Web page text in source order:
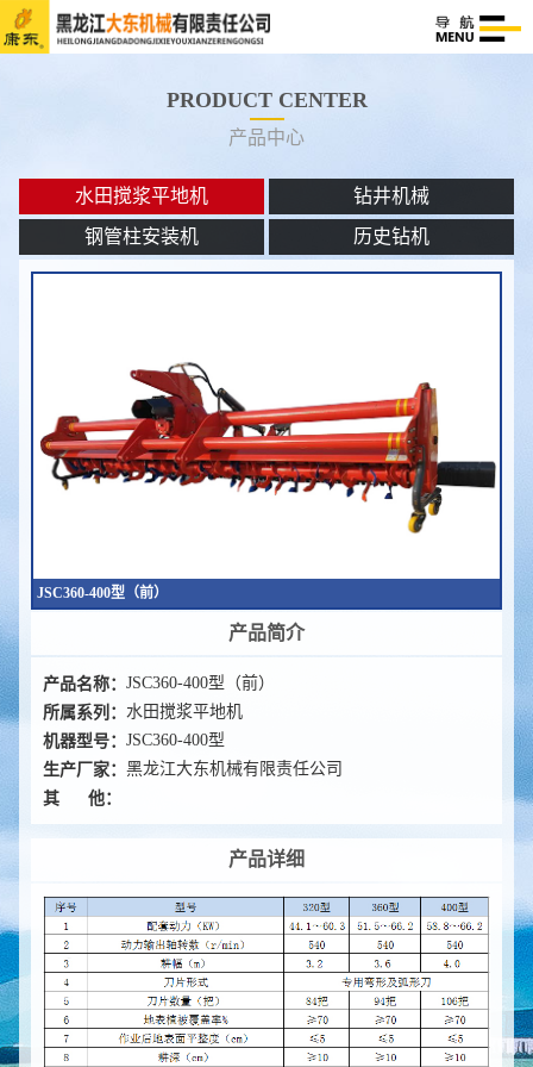
PRODUCT CENTER
产品中心
水田搅浆平地机
钻井机械
钢管柱安装机
历史钻机
JSC360-400型（前）
产品简介
产品名称： JSC360-400型（前）
所属系列： 水田搅浆平地机
机器型号： JSC360-400型
生产厂家： 黑龙江大东机械有限责任公司
其   他：
产品详细